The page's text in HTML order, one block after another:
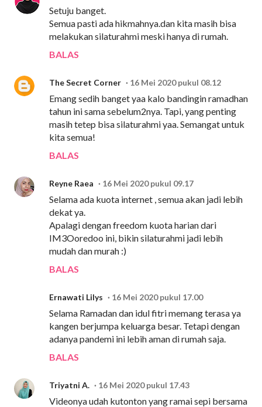
Setuju banget.
Semua pasti ada hikmahnya.dan kita masih bisa
melakukan silaturahmi meski hanya di rumah.
BALAS
The Secret Corner 16 Mei 2020 pukul 08.12
Emang sedih banget yaa kalo bandingin ramadhan
tahun ini sama sebelum2nya. Tapi, yang penting
masih tetep bisa silaturahmi yaa. Semangat untuk
kita semua!
BALAS
Reyne Raea 16 Mei 2020 pukul 09.17
Selama ada kuota internet , semua akan jadi lebih
dekat ya.
Apalagi dengan freedom kuota harian dari
IM3Ooredoo ini, bikin silaturahmi jadi lebih
mudah dan murah :)
BALAS
Ernawati Lilys 16 Mei 2020 pukul 17.00
Selama Ramadan dan idul fitri memang terasa ya
kangen berjumpa keluarga besar. Tetapi dengan
adanya pandemi ini lebih aman di rumah saja.
BALAS
Triyatni A. 16 Mei 2020 pukul 17.43
Videonya udah kutonton yang ramai sepi bersama